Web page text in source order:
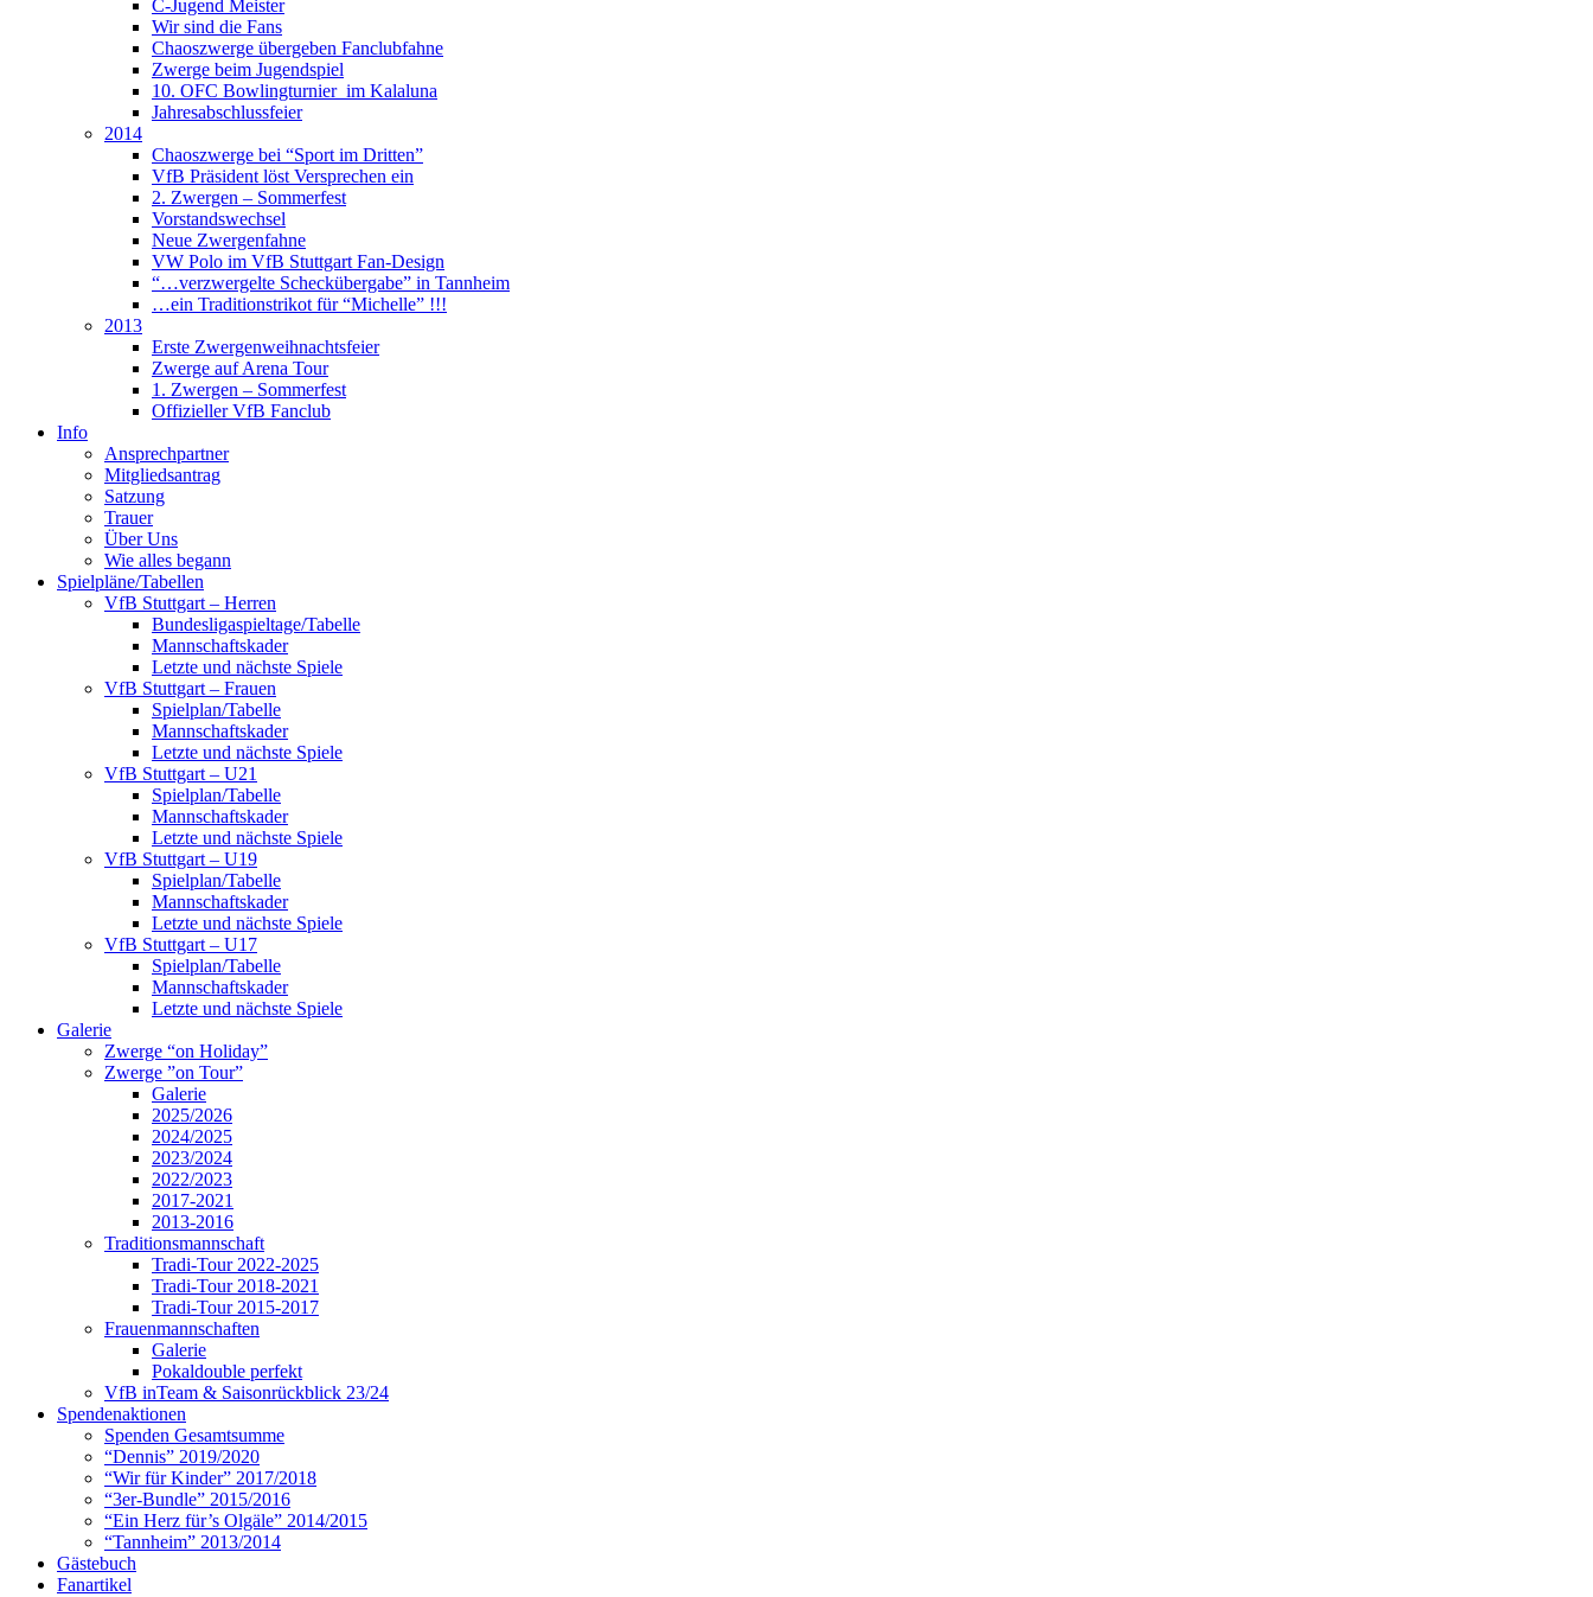
C-Jugend Meister
Wir sind die Fans
Chaoszwerge übergeben Fanclubfahne
Zwerge beim Jugendspiel
10. OFC Bowlingturnier im Kalaluna
Jahresabschlussfeier
2014
Chaoszwerge bei “Sport im Dritten”
VfB Präsident löst Versprechen ein
2. Zwergen – Sommerfest
Vorstandswechsel
Neue Zwergenfahne
VW Polo im VfB Stuttgart Fan-Design
“…verzwergelte Scheckübergabe” in Tannheim
…ein Traditionstrikot für “Michelle” !!!
2013
Erste Zwergenweihnachtsfeier
Zwerge auf Arena Tour
1. Zwergen – Sommerfest
Offizieller VfB Fanclub
Info
Ansprechpartner
Mitgliedsantrag
Satzung
Trauer
Über Uns
Wie alles begann
Spielpläne/Tabellen
VfB Stuttgart – Herren
Bundesligaspieltage/Tabelle
Mannschaftskader
Letzte und nächste Spiele
VfB Stuttgart – Frauen
Spielplan/Tabelle
Mannschaftskader
Letzte und nächste Spiele
VfB Stuttgart – U21
Spielplan/Tabelle
Mannschaftskader
Letzte und nächste Spiele
VfB Stuttgart – U19
Spielplan/Tabelle
Mannschaftskader
Letzte und nächste Spiele
VfB Stuttgart – U17
Spielplan/Tabelle
Mannschaftskader
Letzte und nächste Spiele
Galerie
Zwerge “on Holiday”
Zwerge ”on Tour”
Galerie
2025/2026
2024/2025
2023/2024
2022/2023
2017-2021
2013-2016
Traditionsmannschaft
Tradi-Tour 2022-2025
Tradi-Tour 2018-2021
Tradi-Tour 2015-2017
Frauenmannschaften
Galerie
Pokaldouble perfekt
VfB inTeam & Saisonrückblick 23/24
Spendenaktionen
Spenden Gesamtsumme
“Dennis” 2019/2020
“Wir für Kinder” 2017/2018
“3er-Bundle” 2015/2016
“Ein Herz für’s Olgäle” 2014/2015
“Tannheim” 2013/2014
Gästebuch
Fanartikel